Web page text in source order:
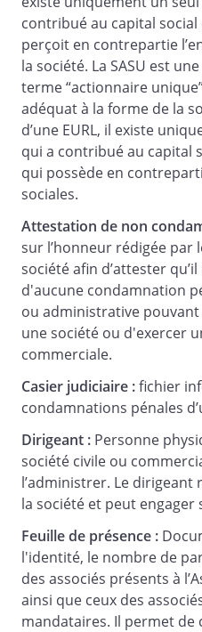
contribué au capital
perçoit en contrepartie
la société. La SASU est
terme “actionnaire
adéquat à la forme de la
d’une EURL, il existe
qui a contribué au capital
qui possède en
sociales.
Attestation de non
sur l’honneur rédigée par
société afin d’attester
d'aucune condamnation
ou administrative
une société ou d'exercer
commerciale.
Casier judiciaire :fichier
condamnations pénales
Dirigeant : Personne
société civile ou
l’administrer. Le
la société et peut engager
Feuille de présence :
l'identité, le nombre de
des associés présents à
ainsi que ceux des
mandataires. Il permet de